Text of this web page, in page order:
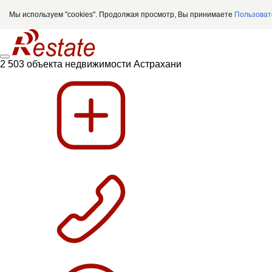
Мы используем "cookies". Продолжая просмотр, Вы принимаете
2 503 объекта недвижимости Астрахани